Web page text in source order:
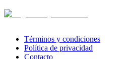
Términos y condiciones
Política de privacidad
Contacto